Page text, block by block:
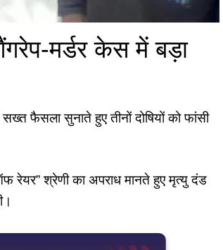
मर्डर केस में बड़ा
फैसला सुनाते हुए तीनों दोषियों को फांसी
रेयर” श्रेणी का अपराध मानते हुए मृत्यु दंड